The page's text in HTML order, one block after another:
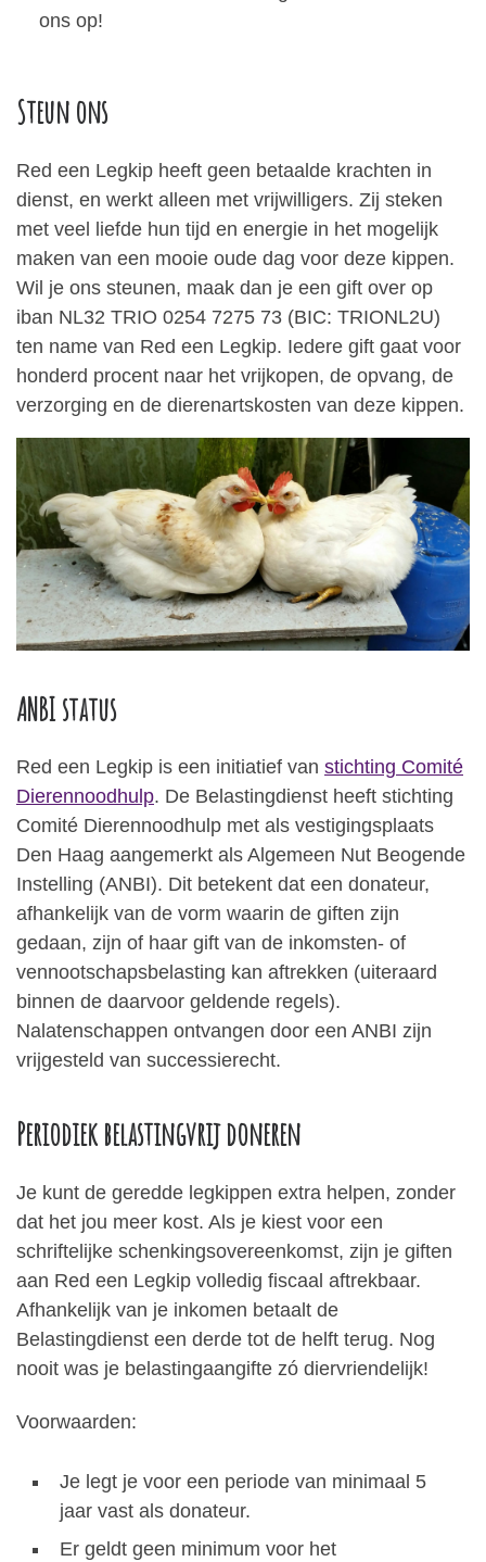
ons op!
Steun ons
Red een Legkip heeft geen betaalde krachten in
dienst, en werkt alleen met vrijwilligers. Zij steken
met veel liefde hun tijd en energie in het mogelijk
maken van een mooie oude dag voor deze kippen.
Wil je ons steunen, maak dan je een gift over op
iban NL32 TRIO 0254 7275 73 (BIC: TRIONL2U)
ten name van Red een Legkip. Iedere gift gaat voor
honderd procent naar het vrijkopen, de opvang, de
verzorging en de dierenartskosten van deze kippen.
ANBI status
Red een Legkip is een initiatief van stichting Comité
Dierennoodhulp. De Belastingdienst heeft stichting
Comité Dierennoodhulp met als vestigingsplaats
Den Haag aangemerkt als Algemeen Nut Beogende
Instelling (ANBI). Dit betekent dat een donateur,
afhankelijk van de vorm waarin de giften zijn
gedaan, zijn of haar gift van de inkomsten- of
vennootschapsbelasting kan aftrekken (uiteraard
binnen de daarvoor geldende regels).
Nalatenschappen ontvangen door een ANBI zijn
vrijgesteld van successierecht.
Periodiek belastingvrij doneren
Je kunt de geredde legkippen extra helpen, zonder
dat het jou meer kost. Als je kiest voor een
schriftelijke schenkingsovereenkomst, zijn je giften
aan Red een Legkip volledig fiscaal aftrekbaar.
Afhankelijk van je inkomen betaalt de
Belastingdienst een derde tot de helft terug. Nog
nooit was je belastingaangifte zó diervriendelijk!
Voorwaarden:
Je legt je voor een periode van minimaal 5
jaar vast als donateur.
Er geldt geen minimum voor het